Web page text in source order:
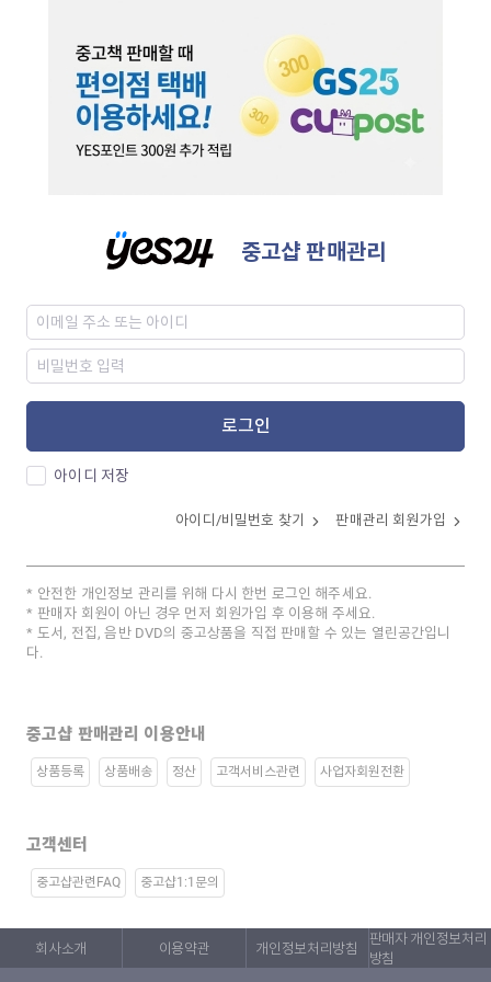
중고샵 판매관리
로그인
아이디 저장
아이디/비밀번호 찾기 판매관리 회원가입
안전한 개인정보 관리를 위해 다시 한번 로그인 해주세요.
판매자 회원이 아닌 경우 먼저 회원가입 후 이용해 주세요.
도서, 전집, 음반 DVD의 중고상품을 직접 판매할 수 있는 열린공간입니
다.
중고샵 판매관리 이용안내
상품등록 상품배송 정산 고객서비스관련 사업자회원전환
고객센터
중고샵관련FAQ 중고샵1:1문의
회사소개 이용약관 개인정보처리방침
판매자 개인정보처리
방침